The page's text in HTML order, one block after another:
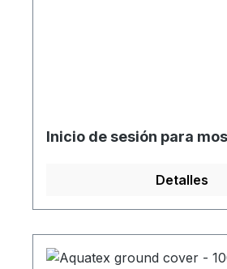
Inicio de sesión para
Detalles